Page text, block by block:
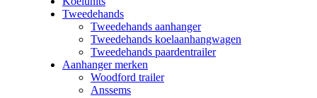
Tweedehands
Tweedehands aanhanger
Tweedehands koelaanhangwagen
Tweedehands paardentrailer
Aanhanger merken
Woodford trailer
Anssems